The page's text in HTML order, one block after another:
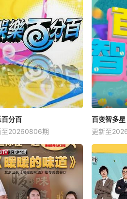
分百
至20260806期
百变智多星
更新至